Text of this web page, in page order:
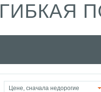
ГИБКАЯ
Цене, сначала недорогие